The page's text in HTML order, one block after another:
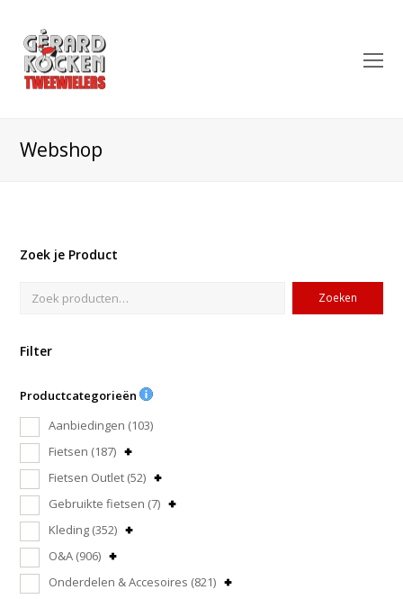
Webshop
Zoek je Product
Zoeken
Filter
Productcategorieën
Aanbiedingen (103)
Fietsen (187)
Fietsen Outlet (52)
Gebruikte fietsen (7)
Kleding (352)
O&A (906)
Onderdelen & Accesoires (821)